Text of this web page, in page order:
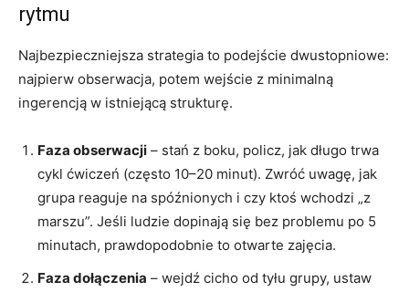
rytmu
Najbezpieczniejsza strategia to podejście dwustopniowe:
najpierw obserwacja, potem wejście z minimalną
ingerencją w istniejącą strukturę.
Faza obserwacji – stań z boku, policz, jak długo trwa
cykl ćwiczeń (często 10–20 minut). Zwróć uwagę, jak
grupa reaguje na spóźnionych i czy ktoś wchodzi „z
marszu”. Jeśli ludzie dopinają się bez problemu po 5
minutach, prawdopodobnie to otwarte zajęcia.
Faza dołączenia – wejdź cicho od tyłu grupy, ustaw